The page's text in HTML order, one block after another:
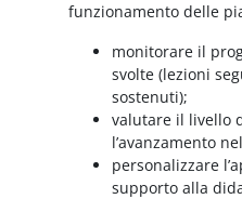
funzionamento delle
monitorare il
svolte (lezioni
sostenuti);
valutare il livello
l’avanzamento
personalizzare
supporto alla